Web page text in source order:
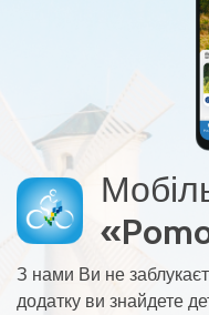
З нами Ви не
додатку ви знайдете